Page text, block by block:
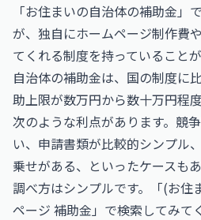
「お住まいの自治体の補助金」
が、独自にホームページ制作費
てくれる制度を持っていることが
自治体の補助金は、国の制度に
助上限が数万円から数十万円程
次のような利点があります。競
い、申請書類が比較的シンプル
乗せがある、といったケースもあ
調べ方はシンプルです。「(お住
ページ 補助金」で検索してみて